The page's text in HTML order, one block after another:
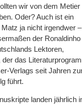
wir von dem Metier
Oder? Auch ist ein
ja nicht irgendwer
der Ronaldinho
Lektoren,
der das
Verlags seit Jahren
führt.
landen jährlich